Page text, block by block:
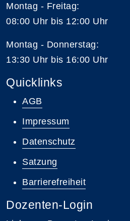
Montag - Freitag:
08:00 Uhr bis 12:00 Uhr
Montag - Donnerstag:
13:30 Uhr bis 16:00 Uhr
Quicklinks
AGB
Impressum
Datenschutz
Satzung
Barrierefreiheit
Dozenten-Login